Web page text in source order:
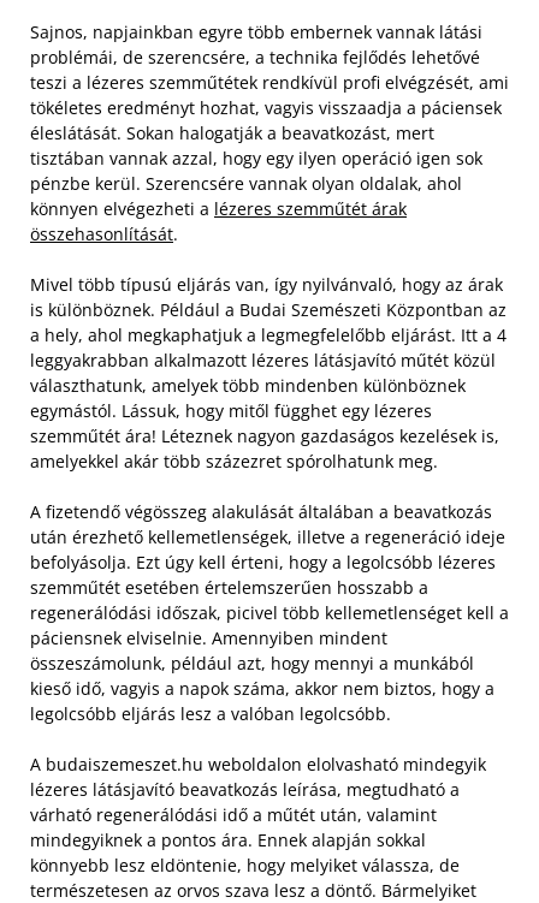
Sajnos, napjainkban egyre több embernek vannak látási
problémái, de szerencsére, a technika fejlődés lehetővé
teszi a lézeres szemműtétek rendkívül profi elvégzését, ami
tökéletes eredményt hozhat, vagyis visszaadja a páciensek
éleslátását. Sokan halogatják a beavatkozást, mert
tisztában vannak azzal, hogy egy ilyen operáció igen sok
pénzbe kerül. Szerencsére vannak olyan oldalak, ahol
könnyen elvégezheti a lézeres szemműtét árak
összehasonlítását.
Mivel több típusú eljárás van, így nyilvánvaló, hogy az árak
is különböznek. Például a Budai Szemészeti Központban az
a hely, ahol megkaphatjuk a legmegfelelőbb eljárást. Itt a 4
leggyakrabban alkalmazott lézeres látásjavító műtét közül
választhatunk, amelyek több mindenben különböznek
egymástól. Lássuk, hogy mitől függhet egy lézeres
szemműtét ára! Léteznek nagyon gazdaságos kezelések is,
amelyekkel akár több százezret spórolhatunk meg.
A fizetendő végösszeg alakulását általában a beavatkozás
után érezhető kellemetlenségek, illetve a regeneráció ideje
befolyásolja. Ezt úgy kell érteni, hogy a legolcsóbb lézeres
szemműtét esetében értelemszerűen hosszabb a
regenerálódási időszak, picivel több kellemetlenséget kell a
páciensnek elviselnie. Amennyiben mindent
összeszámolunk, például azt, hogy mennyi a munkából
kieső idő, vagyis a napok száma, akkor nem biztos, hogy a
legolcsóbb eljárás lesz a valóban legolcsóbb.
A budaiszemeszet.hu weboldalon elolvasható mindegyik
lézeres látásjavító beavatkozás leírása, megtudható a
várható regenerálódási idő a műtét után, valamint
mindegyiknek a pontos ára. Ennek alapján sokkal
könnyebb lesz eldöntenie, hogy melyiket válassza, de
természetesen az orvos szava lesz a döntő. Bármelyiket